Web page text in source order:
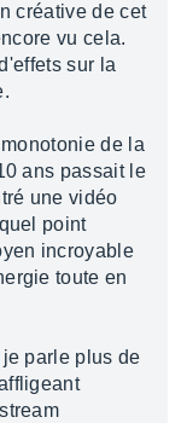
créative de cet
vu cela.
sur la
de la
ans passait le
une vidéo
point
incroyable
toute en
parle plus de